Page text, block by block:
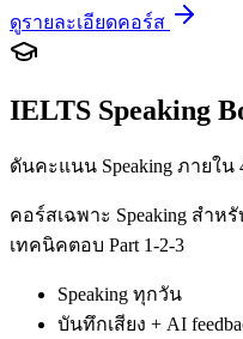
ดูรายละเอียดคอร์ส
IELTS Speaking
ดันคะแนน Speaking ภายใน
คอร์สเฉพาะ Speaking สำห
เทคนิคตอบ Part 1-2-3
Speaking ทุกวัน
บันทึกเสียง + AI